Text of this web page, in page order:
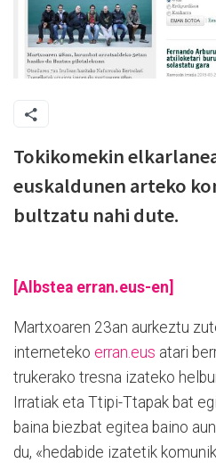
Tokikomekin
euskaldunen arteko
bultzatu nahi dute.
[Albstea erran.eus-en]
Martxoaren 23an aurkeztu
interneteko erran.eus atari
trukerako tresna izateko
Irratiak eta Ttipi-Ttapak bat
baina biezbat egitea baino
du, «hedabide izatetik